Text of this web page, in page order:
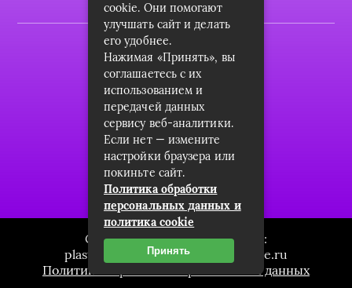
2022 © plasttrubkomplekt.ru
Карта сайта
Контакты
О проекте
Пользовательское соглашение
Архив
Связаться с редакцией сайта:
plasttrubkomplekt.ru@mailwebsite.ru
Политика обработки персональных данных
cookie. Они помогают
улучшать сайт и делать
его удобнее.
Нажимая «Принять», вы
соглашаетесь с их
использованием и
передачей данных
сервису веб-аналитики.
Если нет — измените
настройки браузера или
покиньте сайт.
Политика обработки
персональных данных и
политика cookie
Принять